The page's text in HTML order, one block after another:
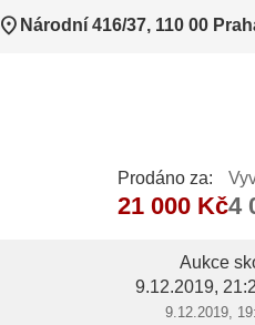
location_on Národní 416/37, 110 00
Prodáno za:
21 000 Kč4
Aukce
9.12.2019,
9.12.2019,